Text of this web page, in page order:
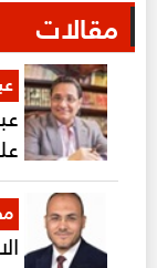
مقالات